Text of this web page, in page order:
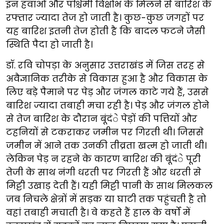
इन हवाओं और पश्चिमी विक्षोभ के मिलने से बारिश के
रफ्तार ज्यादा तेज हो जाती है। कुछ-कुछ जगहों पर
यह बारिश इतनी तेज होती है कि बादल फटने जैसी
स्थिति पैदा हो जाती है।
डॉ. रवि चोपड़ा के अनुसार उत्तराखंड में जिस तरह से
अवैज्ञानिक तरीके से विकास हुआ है और विकास के
लिए बड़े पैमाने पर पेड़ और जंगल काटे गये हैं, उससे
बारिश ज्यादा तबाही मचा रही है। पेड़ और जंगल होने
से तेज बारिश के दौरान बूंदंे पेड़ों की पत्तियों और
टहनियों से टकराकर जमीन पर गिरती थी। जिससे
जमीन में आने तक उनकी तीव्रता खत्म हो जाती थी।
लेकिन पेड़ न रहने के कारण बारिश की बूंदंे पूरी
तेजी के साथ नंगी धरती पर गिरती हैं और धरती से
मिट्टी उखाड़ देती हैं। यही मिट्टी पानी के साथ मिलकल
जब निचले क्षेत्रों में सड़क या घाटी तक पहुंचती है तो
वहां तबाही मचाती है। वे कहते हैं हाल के वर्षों में